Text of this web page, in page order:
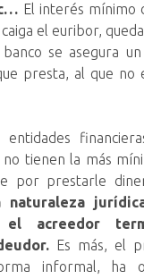
El interés mínimo
el euribor,
se asegura
presta, al que no
tienen la más
por prestarle
naturaleza
acreedor
Es más, el
informal, ha